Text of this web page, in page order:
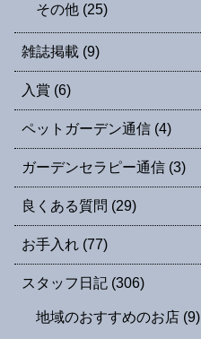
その他 (25)
雑誌掲載 (9)
入賞 (6)
ペットガーデン通信 (4)
ガーデンセラピー通信 (3)
良くある質問 (29)
お手入れ (77)
スタッフ日記 (306)
地域のおすすめのお店 (9)